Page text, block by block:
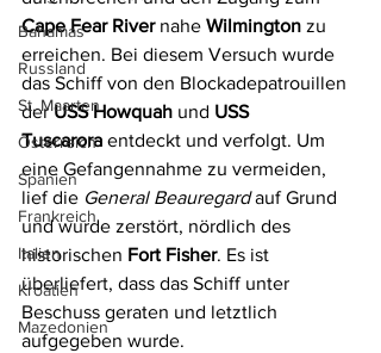
Bahamas
Russland
St. Maarten
Österreich
Spanien
Frankreich
Italien
Kroatien
Mazedonien
Cape Fear River nahe Wilmington zu
erreichen. Bei diesem Versuch wurde
das Schiff von den Blockadepatrouillen
der USS Howquah und USS
Tuscarora entdeckt und verfolgt. Um
eine Gefangennahme zu vermeiden,
lief die General Beauregard auf Grund
und wurde zerstört, nördlich des
historischen Fort Fisher. Es ist
überliefert, dass das Schiff unter
Beschuss geraten und letztlich
aufgegeben wurde.